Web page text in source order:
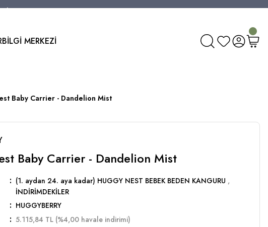
BİLGİ MERKEZİ
Baby Carrier - Dandelion Mist
Baby Carrier - Dandelion Mist
(1. aydan 24. aya kadar) HUGGY NEST BEBEK BEDEN KANGURU ,
İNDİRİMDEKİLER
HUGGYBERRY
5.115,84 TL (%4,00 havale indirimi)